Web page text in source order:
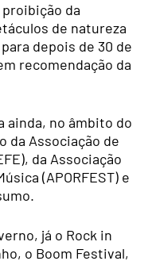
da
de natureza
depois de 30 de
recomendação da
ainda, no âmbito do
da Associação de
da Associação
(APORFEST) e
já o Rock in
o Boom Festival,